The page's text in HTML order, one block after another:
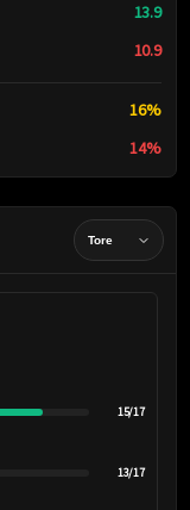
13.9
10.9
16%
14%
15/17
13/17